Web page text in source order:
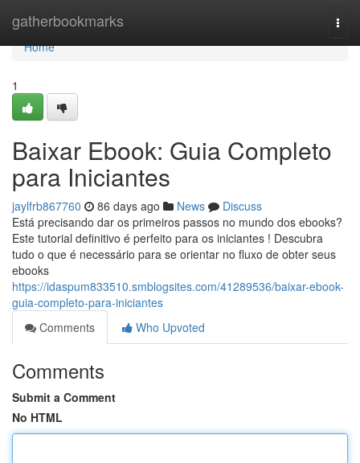
gatherbookmarks
Home
Home
1
Baixar Ebook: Guia Completo
para Iniciantes
jaylfrb867760 86 days ago News
Discuss
Está precisando dar os primeiros passos no mundo dos ebooks?
Este tutorial definitivo é perfeito para os iniciantes ! Descubra
tudo o que é necessário para se orientar no fluxo de obter seus
ebooks
https://idaspum833510.smblogsites.com/41289536/baixar-ebook-
guia-completo-para-iniciantes
Comments
Who Upvoted
Comments
Submit a Comment
No HTML